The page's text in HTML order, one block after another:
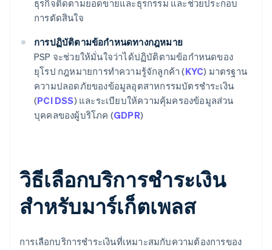
ธุรกิจติดตามยอดขายและธุรกรรม และช่วยประกอบ
การตัดสินใจ
การปฏิบัติตามข้อกำหนดทางกฎหมาย
PSP จะช่วยให้มั่นใจว่าได้ปฏิบัติตามข้อกำหนดของ
ยุโรป กฎหมายการทำความรู้จักลูกค้า (KYC) มาตรฐาน
ความปลอดภัยของข้อมูลอุตสาหกรรมบัตรชำระเงิน
(PCI DSS) และระเบียบให้ความคุ้มครองข้อมูลส่วน
บุคคลของผู้บริโภค (GDPR)
วิธีเลือกบริการชำระเงิน
สำหรับมาร์เก็ตเพลส
การเลือกบริการชำระเงินที่เหมาะสมกับความต้องการของ